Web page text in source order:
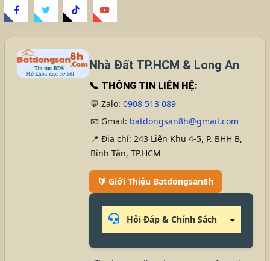
Nhà Đất TP.HCM & Long An
📞 THÔNG TIN LIÊN HỆ:
💬 Zalo: 0908 513 089
📧 Gmail: batdongsan8h@gmail.com
📍 Địa chỉ: 243 Liên Khu 4-5, P. BHH B,
Bình Tân, TP.HCM
🔰 Giới Thiệu Batdongsan8h
Hỏi Đáp & Chính Sách